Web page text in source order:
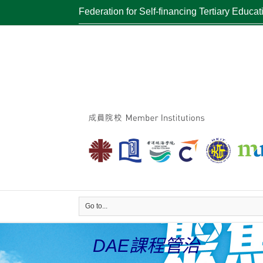
Federation for Self-financing Tertiary
Go to...
DAE課程管治